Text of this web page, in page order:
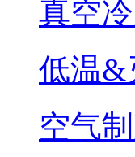
真空
低温&
空气